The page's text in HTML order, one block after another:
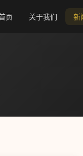
页 关于我们 新